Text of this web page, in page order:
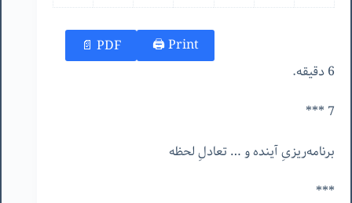
Print 🖨
PDF 📄
6 دقیقه.
7 ***
برنامه‌ریزیِآیندهو…تعادلِلحظه
***